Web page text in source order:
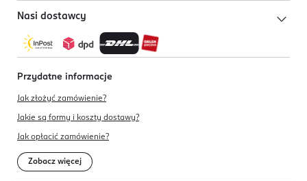
Nasi dostawcy
Przydatne informacje
Jak złożyć zamówienie?
Jakie są formy i koszty dostawy?
Jak opłacić zamówienie?
Zobacz więcej